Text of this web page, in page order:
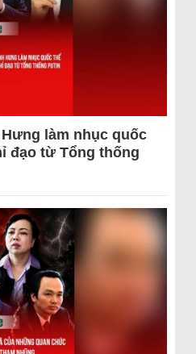
làm nhục quốc
đạo từ Tổng thống